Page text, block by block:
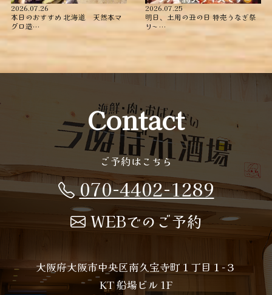
2026.07.26
本日のおすすめ ︎北海道 天然本マ
グロ造…
2026.07.25
明日、土用の丑の日 特売うなぎ祭
り〜️️️ …
Contact
ご予約はこちら
070-4402-1289
WEBでのご予約
大阪府大阪市中央区南久宝寺町１丁目１−３
KT 船場ビル 1F